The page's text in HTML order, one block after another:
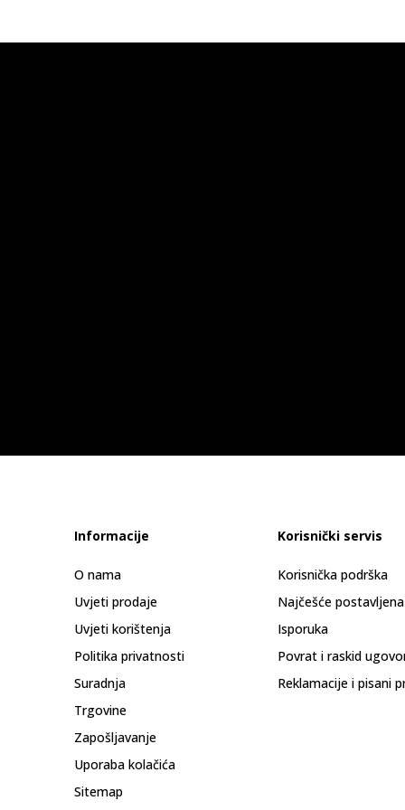
Informacije
O nama
Uvjeti prodaje
Uvjeti korištenja
Politika privatnosti
Suradnja
Trgovine
Zapošljavanje
Uporaba kolačića
Sitemap
Korisnički servis
Korisnička podrška
Najčešće
Isporuka
Povrat i raskid
Reklamacije i pisani